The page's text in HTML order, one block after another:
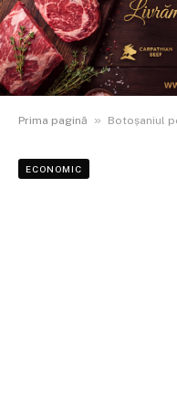
Prima pagină » Botoșaniul pe harta mare a
ECONOMIC